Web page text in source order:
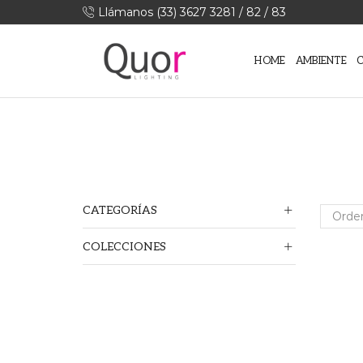
Llámanos (33) 3627 3281 / 82 / 83
HOME AMBIENTE
CATEGORÍAS
COLECCIONES